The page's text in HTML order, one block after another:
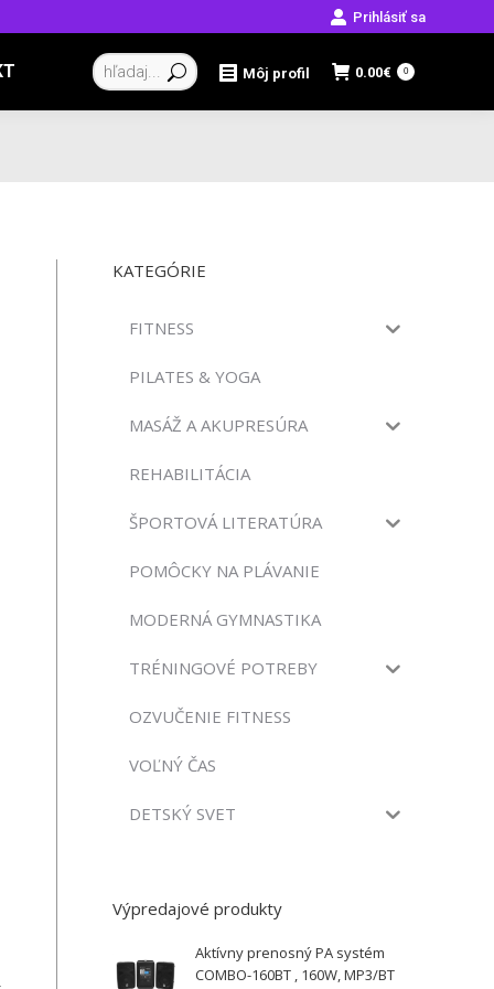
Prihlásiť sa
Vyhľadávanie: Môj profil 0.00€ 0
KATEGÓRIE
FITNESS
PILATES & YOGA
MASÁŽ A AKUPRESÚRA
REHABILITÁCIA
ŠPORTOVÁ LITERATÚRA
POMÔCKY NA PLÁVANIE
MODERNÁ GYMNASTIKA
TRÉNINGOVÉ POTREBY
OZVUČENIE FITNESS
VOĽNÝ ČAS
DETSKÝ SVET
Výpredajové produkty
Aktívny prenosný PA systém
COMBO-160BT , 160W, MP3/BT